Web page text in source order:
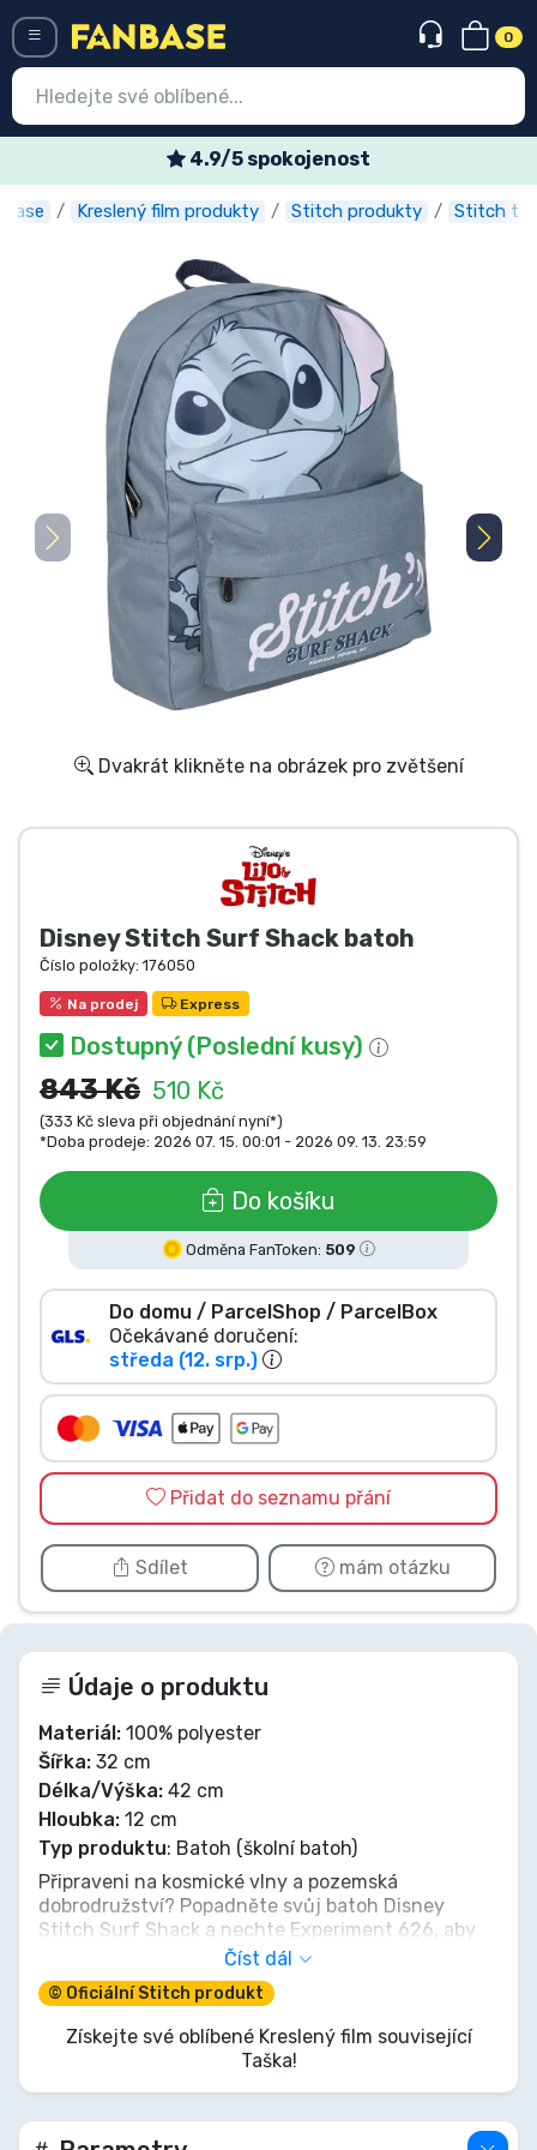
0
4.9/5 spokojenost
Kreslený film produkty Stitch produkty Stitch
Dvakrát klikněte na obrázek pro zvětšení
Disney Stitch Surf Shack batoh
Číslo položky: 176050
Na prodej Express
Dostupný (Poslední kusy)
843 Kč 510 Kč
(333 Kč sleva při objednání nyní*)
*Doba prodeje: 2026 07. 15. 00:01 - 2026 09. 13. 23:59
Do košíku
Odměna FanToken: 509
Do domu / ParcelShop / ParcelBox
Očekávané doručení:
středa (12. srp.)
Přidat do seznamu přání
Sdílet mám otázku
Údaje o produktu
Materiál: 100% polyester
Šířka: 32 cm
Délka/Výška: 42 cm
Hloubka: 12 cm
Typ produktu: Batoh (školní batoh)
Připraveni na kosmické vlny a pozemská
dobrodružství? Popadněte svůj batoh Disney
Stitch Surf Shack a nechte Experiment 626, aby
vás doprovázel na každé rošťácké výpravě. Má
prostor pro všechny vaše 'Ohana' nezbytnosti a
dostatek mimozemské pohody, aby byl každý den
výjimečný. Vzhůru na vlny, kámo!
Číst dál
© Oficiální Stitch produkt
Získejte své oblíbené Kreslený film související
Taška!
Vstup Registrace
Nejnovější věci
Speciální nabídky
Expresní doručení
Předobjednat
Outlet produkty
Doprava a platba
Seriálové věci
Filmové věci
Úžasné věci
Anime věci
Sportovní věci
Hudební věci
Typy produktů
Značky